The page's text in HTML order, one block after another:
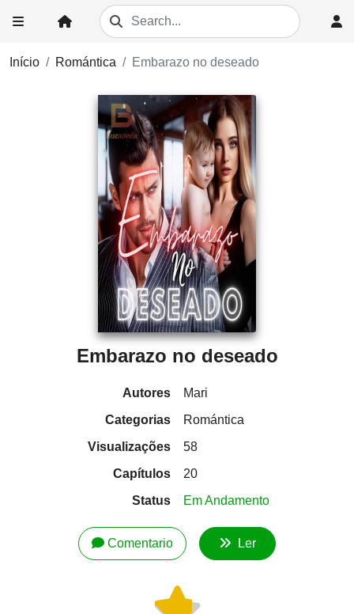
Início Romántica Embarazo no deseado
Embarazo no deseado
Autores
Mari
Categorias
Romántica
Visualizações
58
Capítulos
20
Status
Em Andamento
Comentario Ler